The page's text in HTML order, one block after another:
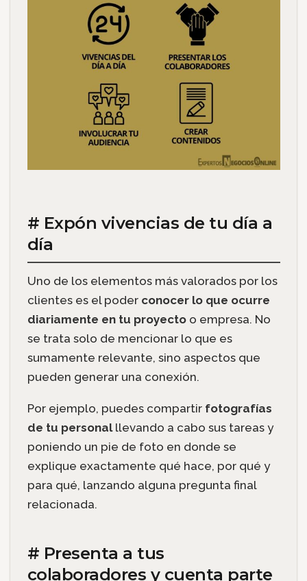
# Expón vivencias de tu día a
día
Uno de los elementos más valorados por los
clientes es el poder conocer lo que ocurre
diariamente en tu proyecto o empresa. No
se trata solo de mencionar lo que es
sumamente relevante, sino aspectos que
pueden generar una conexión.
Por ejemplo, puedes compartir fotografías
de tu personal llevando a cabo sus tareas y
poniendo un pie de foto en donde se
explique exactamente qué hace, por qué y
para qué, lanzando alguna pregunta final
relacionada.
# Presenta a tus
colaboradores y cuenta parte